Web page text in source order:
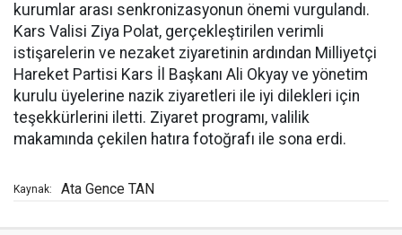
kurumlar arası senkronizasyonun önemi vurgulandı.
Kars Valisi Ziya Polat, gerçekleştirilen verimli
istişarelerin ve nezaket ziyaretinin ardından Milliyetçi
Hareket Partisi Kars İl Başkanı Ali Okyay ve yönetim
kurulu üyelerine nazik ziyaretleri ile iyi dilekleri için
teşekkürlerini iletti. Ziyaret programı, valilik
makamında çekilen hatıra fotoğrafı ile sona erdi.
Kaynak: Ata Gence TAN